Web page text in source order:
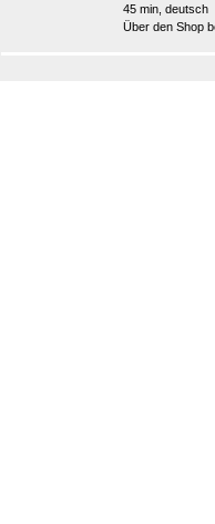
45 min, deutsch
Über den Shop